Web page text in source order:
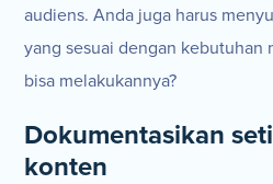
audiens. Anda juga harus
yang sesuai dengan kebutuhan
bisa melakukannya?
Dokumentasikan
konten